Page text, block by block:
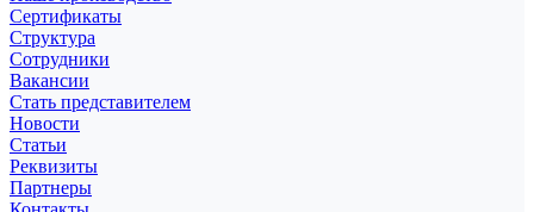
Сертификаты
Структура
Сотрудники
Вакансии
Стать представителем
Новости
Статьи
Реквизиты
Партнеры